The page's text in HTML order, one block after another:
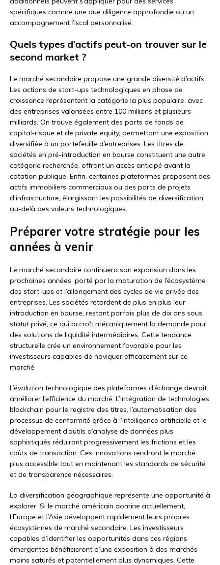
spécifiques comme une due diligence approfondie ou un
accompagnement fiscal personnalisé.
Quels types d’actifs peut-on trouver sur le
second market ?
Le marché secondaire propose une grande diversité d’actifs.
Les actions de start-ups technologiques en phase de
croissance représentent la catégorie la plus populaire, avec
des entreprises valorisées entre 100 millions et plusieurs
milliards. On trouve également des parts de fonds de
capital-risque et de private equity, permettant une exposition
diversifiée à un portefeuille d’entreprises. Les titres de
sociétés en pré-introduction en bourse constituent une autre
catégorie recherchée, offrant un accès anticipé avant la
cotation publique. Enfin, certaines plateformes proposent des
actifs immobiliers commerciaux ou des parts de projets
d’infrastructure, élargissant les possibilités de diversification
au-delà des valeurs technologiques.
Préparer votre stratégie pour les
années à venir
Le marché secondaire continuera son expansion dans les
prochaines années, porté par la maturation de l’écosystème
des start-ups et l’allongement des cycles de vie privée des
entreprises. Les sociétés retardent de plus en plus leur
introduction en bourse, restant parfois plus de dix ans sous
statut privé, ce qui accroît mécaniquement la demande pour
des solutions de liquidité intermédiaires. Cette tendance
structurelle crée un environnement favorable pour les
investisseurs capables de naviguer efficacement sur ce
marché.
L’évolution technologique des plateformes d’échange devrait
améliorer l’efficience du marché. L’intégration de technologies
blockchain pour le registre des titres, l’automatisation des
processus de conformité grâce à l’intelligence artificielle et le
développement d’outils d’analyse de données plus
sophistiqués réduiront progressivement les frictions et les
coûts de transaction. Ces innovations rendront le marché
plus accessible tout en maintenant les standards de sécurité
et de transparence nécessaires.
La diversification géographique représente une opportunité à
explorer. Si le marché américain domine actuellement,
l’Europe et l’Asie développent rapidement leurs propres
écosystèmes de marché secondaire. Les investisseurs
capables d’identifier les opportunités dans ces régions
émergentes bénéficieront d’une exposition à des marchés
moins saturés et potentiellement plus dynamiques. Cette